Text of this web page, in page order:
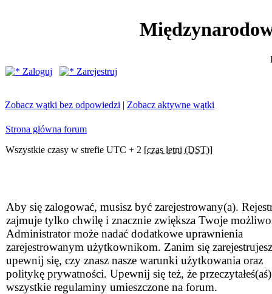
Zaloguj
Zarejestruj
Zobacz wątki bez odpowiedzi | Zobacz aktywne wątki
Strona główna forum
Wszystkie czasy w strefie UTC + 2 [czas letni (DST)]
Aby się zalogować, musisz być zarejestrowany(a).
zajmuje tylko chwilę i znacznie zwiększa Twoje
Administrator może nadać dodatkowe uprawnienia
zarejestrowanym użytkownikom. Zanim się
upewnij się, czy znasz nasze warunki użytkowania oraz
politykę prywatności. Upewnij się też, że przeczytałeś(aś)
wszystkie regulaminy umieszczone na forum.